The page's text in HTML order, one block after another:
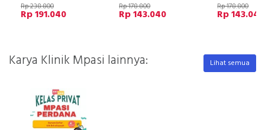
Rp 238.800
Rp 191.040
Rp 178.800
Rp 143.040
Rp 178.800
Rp 143.040
Karya Klinik Mpasi lainnya: Lihat semua